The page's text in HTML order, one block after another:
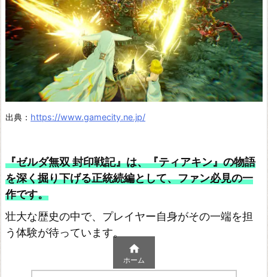
出典： https://www.gamecity.ne.jp/
『ゼルダ無双 封印戦記』は、『ティアキン』の物語
を深く掘り下げる正統続編として、ファン必見の一
作です。
壮大な歴史の中で、プレイヤー自身がその一端を担
う体験が待っています。

ホーム